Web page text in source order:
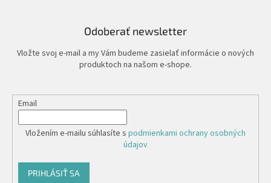
Odoberať newsletter
Vložte svoj e-mail a my Vám budeme zasielať informácie o nových
produktoch na našom e-shope.
Email
Vložením e-mailu súhlasíte s podmienkami ochrany osobných
údajov
PRIHLÁSIŤ SA